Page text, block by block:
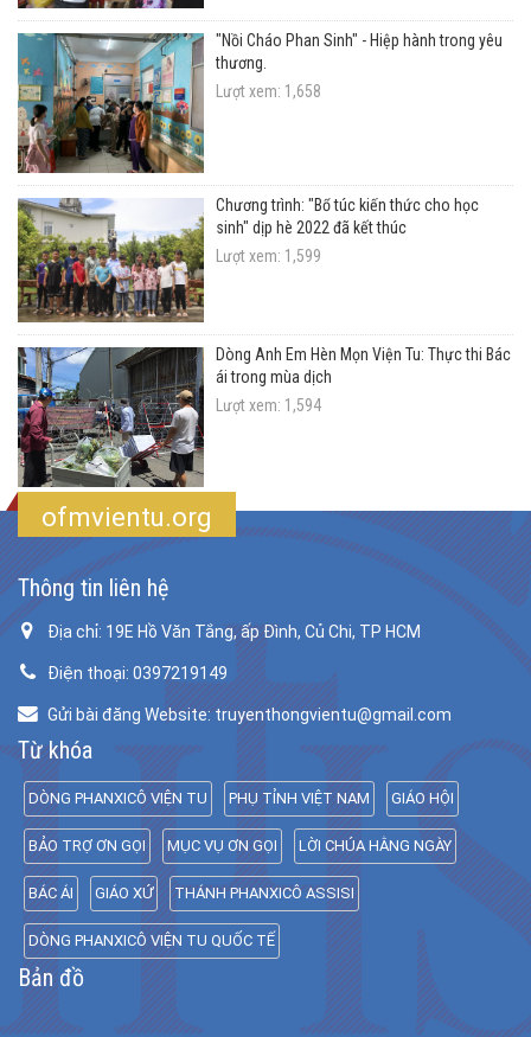
"Nồi Cháo Phan Sinh" - Hiệp hành trong yêu
thương.
Lượt xem: 1,658
Chương trình: "Bổ túc kiến thức cho học
sinh" dịp hè 2022 đã kết thúc
Lượt xem: 1,599
Dòng Anh Em Hèn Mọn Viện Tu: Thực thi Bác
ái trong mùa dịch
Lượt xem: 1,594
ofmvientu.org
Thông tin liên hệ
Địa chỉ: 19E Hồ Văn Tắng, ấp Đình, Củ Chi, TP HCM
Điện thoại: 0397219149
Gửi bài đăng Website: truyenthongvientu@gmail.com
Từ khóa
DÒNG PHANXICÔ VIỆN TU PHỤ TỈNH VIỆT NAM GIÁO HỘI
BẢO TRỢ ƠN GỌI MỤC VỤ ƠN GỌI LỜI CHÚA HẰNG NGÀY
BÁC ÁI GIÁO XỨ THÁNH PHANXICÔ ASSISI
DÒNG PHANXICÔ VIỆN TU QUỐC TẾ
Bản đồ